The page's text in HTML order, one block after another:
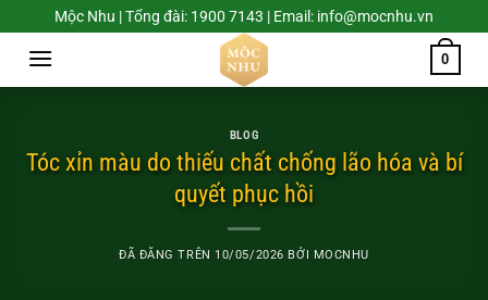
Chuyển
đến
dung
Mộc Nhu | Tổng đài: 1900 7143 | Email: info@mocnhu.vn
0
BLOG
Tóc xỉn màu do thiếu chất chống lão hóa và bí
quyết phục hồi
ĐÃ ĐĂNG TRÊN 10/05/2026 BỞI MOCNHU